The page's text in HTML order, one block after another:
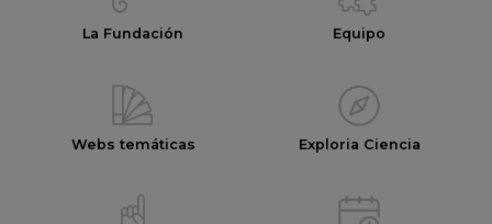
La Fundación Equipo
Webs temáticas Exploria Ciencia